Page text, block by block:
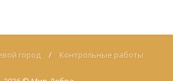
город / Контрольные работы